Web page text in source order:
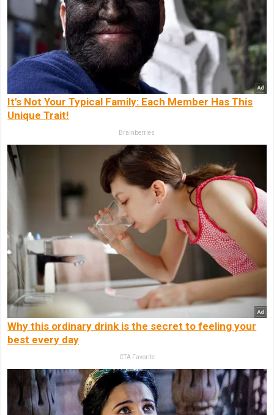
It's Not Your Typical Family: Each Member Has This
Unique Trait!
Brainberries
Why this ordinary drink is the secret to feeling your
best every day
CTA Favorite